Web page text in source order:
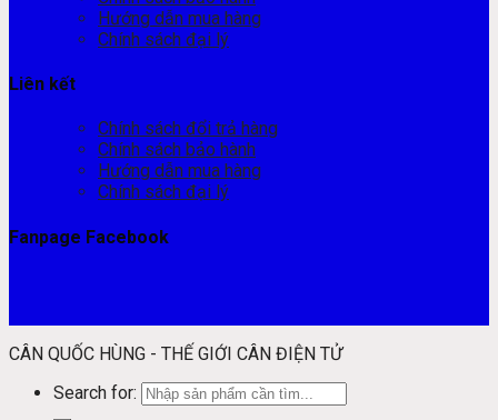
Hướng dẫn mua hàng
Chính sách đại lý
Liên kết
Chính sách đổi trả hàng
Chính sách bảo hành
Hướng dẫn mua hàng
Chính sách đại lý
Fanpage Facebook
CÂN QUỐC HÙNG - THẾ GIỚI CÂN ĐIỆN TỬ
Search for: